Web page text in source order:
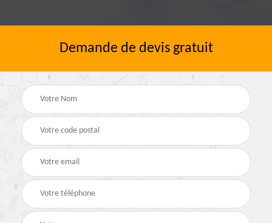
Demande de devis gratuit